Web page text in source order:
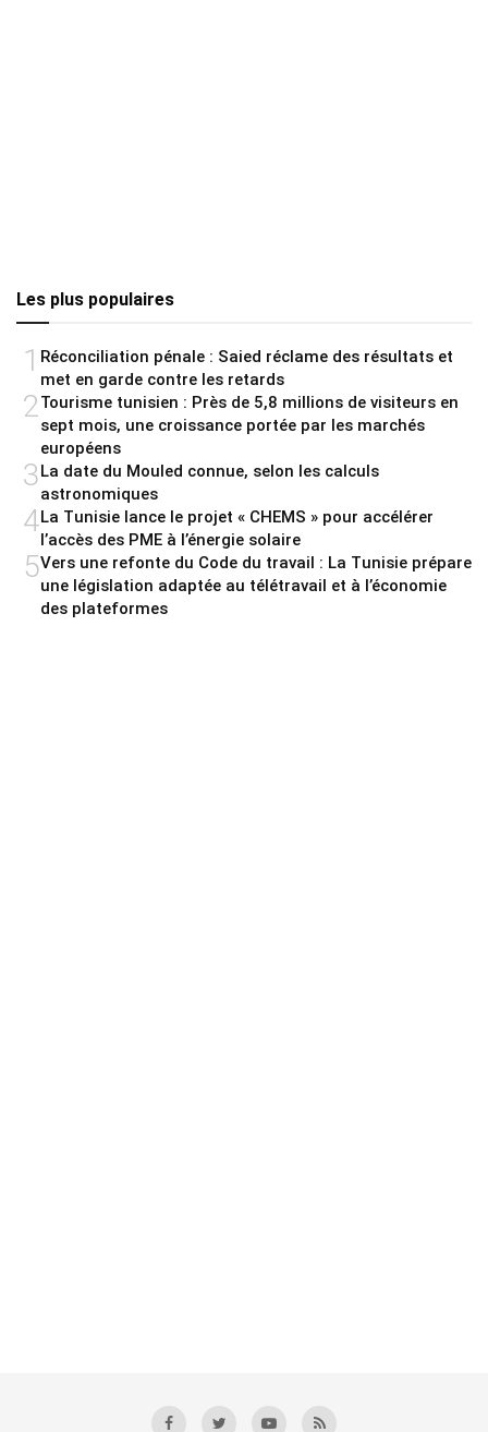
Les plus populaires
1 Réconciliation pénale : Saied réclame des résultats et
met en garde contre les retards
2Tourisme tunisien : Près de 5,8 millions de visiteurs en
sept mois, une croissance portée par les marchés
européens
3La date du Mouled connue, selon les calculs
astronomiques
4La Tunisie lance le projet « CHEMS » pour accélérer
l’accès des PME à l’énergie solaire
5Vers une refonte du Code du travail : La Tunisie prépare
une législation adaptée au télétravail et à l’économie
des plateformes